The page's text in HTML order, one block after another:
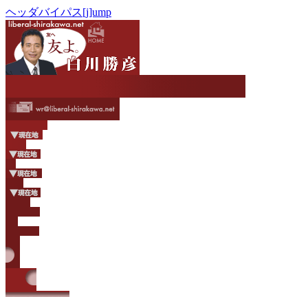
ヘッダバイパス[j]ump